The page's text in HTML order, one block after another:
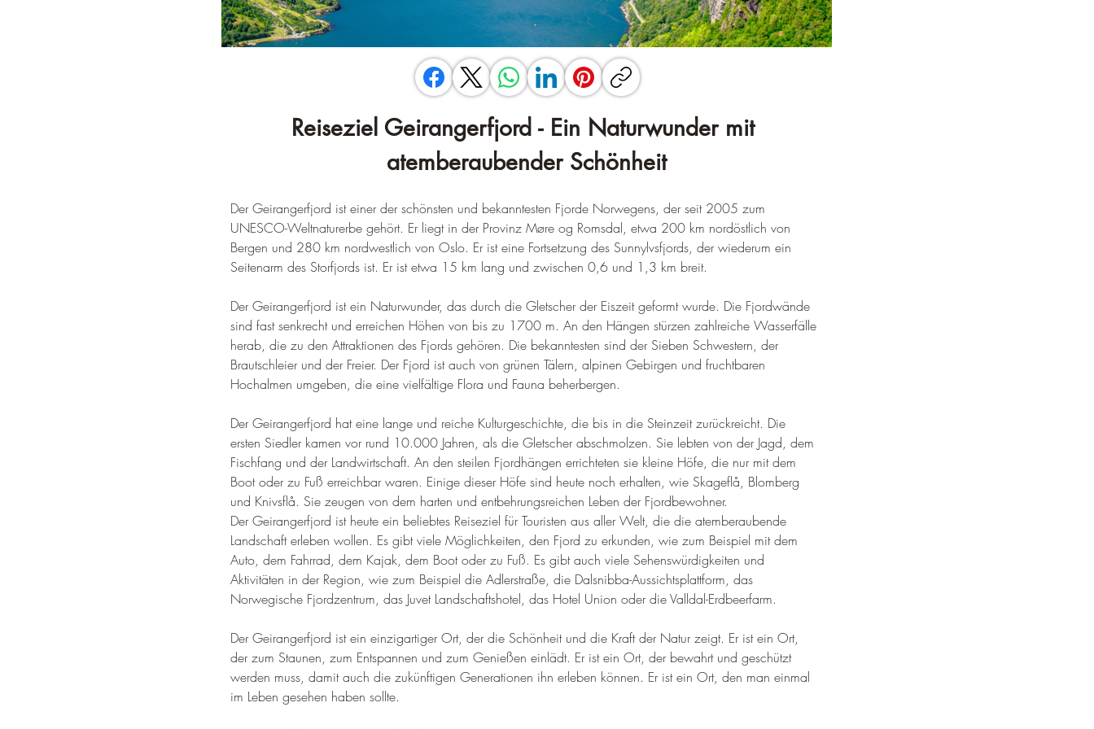
Reiseziel Geirangerfjord - Ein Naturwunder mit
atemberaubender Schönheit
Der Geirangerfjord ist einer der schönsten und bekanntesten Fjorde Norwegens, der seit 2005 zum
UNESCO-Weltnaturerbe gehört. Er liegt in der Provinz Møre og Romsdal, etwa 200 km nordöstlich von
Bergen und 280 km nordwestlich von Oslo. Er ist eine Fortsetzung des Sunnylvsfjords, der wiederum ein
Seitenarm des Storfjords ist. Er ist etwa 15 km lang und zwischen 0,6 und 1,3 km breit.
Der Geirangerfjord ist ein Naturwunder, das durch die Gletscher der Eiszeit geformt wurde. Die Fjordwände
sind fast senkrecht und erreichen Höhen von bis zu 1700 m. An den Hängen stürzen zahlreiche Wasserfälle
herab, die zu den Attraktionen des Fjords gehören. Die bekanntesten sind der Sieben Schwestern, der
Brautschleier und der Freier. Der Fjord ist auch von grünen Tälern, alpinen Gebirgen und fruchtbaren
Hochalmen umgeben, die eine vielfältige Flora und Fauna beherbergen.
Der Geirangerfjord hat eine lange und reiche Kulturgeschichte, die bis in die Steinzeit zurückreicht. Die
ersten Siedler kamen vor rund 10.000 Jahren, als die Gletscher abschmolzen. Sie lebten von der Jagd, dem
Fischfang und der Landwirtschaft. An den steilen Fjordhängen errichteten sie kleine Höfe, die nur mit dem
Boot oder zu Fuß erreichbar waren. Einige dieser Höfe sind heute noch erhalten, wie Skageflå, Blomberg
und Knivsflå. Sie zeugen von dem harten und entbehrungsreichen Leben der Fjordbewohner.
Der Geirangerfjord ist heute ein beliebtes Reiseziel für Touristen aus aller Welt, die die atemberaubende
Landschaft erleben wollen. Es gibt viele Möglichkeiten, den Fjord zu erkunden, wie zum Beispiel mit dem
Auto, dem Fahrrad, dem Kajak, dem Boot oder zu Fuß. Es gibt auch viele Sehenswürdigkeiten und
Aktivitäten in der Region, wie zum Beispiel die Adlerstraße, die Dalsnibba-Aussichtsplattform, das
Norwegische Fjordzentrum, das Juvet Landschaftshotel, das Hotel Union oder die Valldal-Erdbeerfarm.
Der Geirangerfjord ist ein einzigartiger Ort, der die Schönheit und die Kraft der Natur zeigt. Er ist ein Ort,
der zum Staunen, zum Entspannen und zum Genießen einlädt. Er ist ein Ort, der bewahrt und geschützt
werden muss, damit auch die zukünftigen Generationen ihn erleben können. Er ist ein Ort, den man einmal
im Leben gesehen haben sollte.